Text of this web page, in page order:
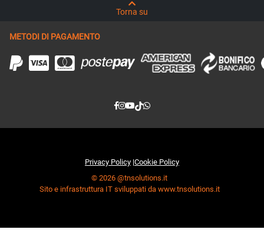
Torna su
METODI DI PAGAMENTO
Privacy Policy |Cookie Policy
© 2026 @tnsolutions.it
Sito e infrastruttura IT sviluppati da www.tnsolutions.it